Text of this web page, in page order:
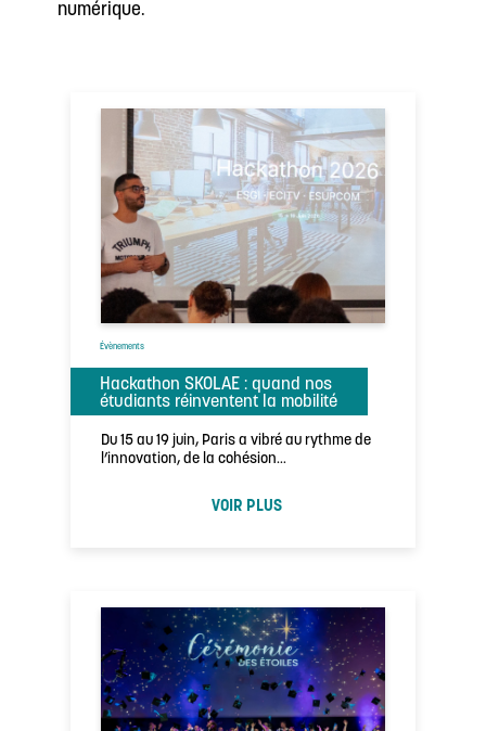
numérique.
Évènements
Hackathon SKOLAE : quand nos
étudiants réinventent la mobilité
Du 15 au 19 juin, Paris a vibré au rythme de
l’innovation, de la cohésion…
VOIR PLUS